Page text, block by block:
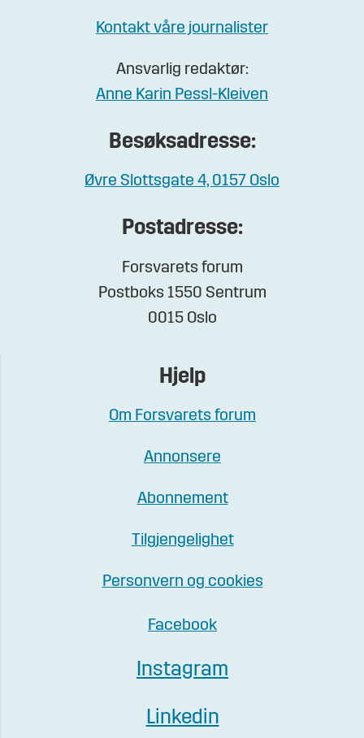
Kontakt våre journalister
Ansvarlig redaktør:
Anne Karin Pessl-Kleiven
Besøksadresse:
Øvre Slottsgate 4, 0157 Oslo
Postadresse:
Forsvarets forum
Postboks 1550 Sentrum
0015 Oslo
Hjelp
Om Forsvarets forum
Annonsere
Abonnement
Tilgjengelighet
Personvern og cookies
Facebook
Instagram
Linkedin